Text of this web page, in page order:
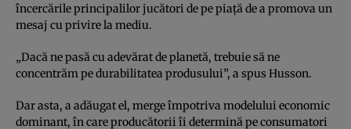
încercările principalilor jucători de pe piață de a promova un
mesaj cu privire la mediu.
„Dacă ne pasă cu adevărat de planetă, trebuie să ne
concentrăm pe durabilitatea produsului”, a spus Husson.
Dar asta, a adăugat el, merge împotriva modelului economic
dominant, în care producătorii îi determină pe consumatori